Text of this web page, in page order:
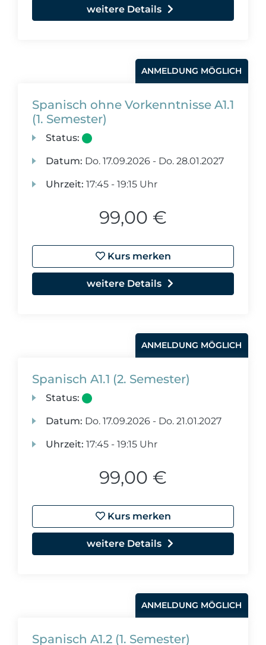
weitere Details
ANMELDUNG MÖGLICH
Spanisch ohne Vorkenntnisse A1.1
(1. Semester)
Status:
Datum: Do. 17.09.2026 - Do. 28.01.2027
Uhrzeit: 17:45 - 19:15 Uhr
99,00 €
Kurs merken
weitere Details
ANMELDUNG MÖGLICH
Spanisch A1.1 (2. Semester)
Status:
Datum: Do. 17.09.2026 - Do. 21.01.2027
Uhrzeit: 17:45 - 19:15 Uhr
99,00 €
Kurs merken
weitere Details
ANMELDUNG MÖGLICH
Spanisch A1.2 (1. Semester)